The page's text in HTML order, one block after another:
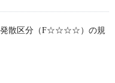
発散区分（F☆☆☆☆）の規